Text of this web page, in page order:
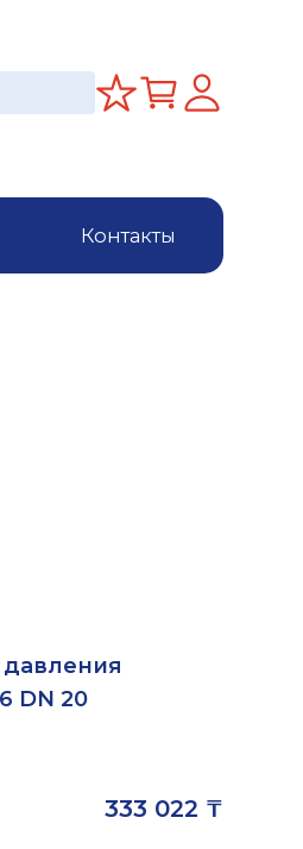
Контакты
DN 20
333 022 ₸